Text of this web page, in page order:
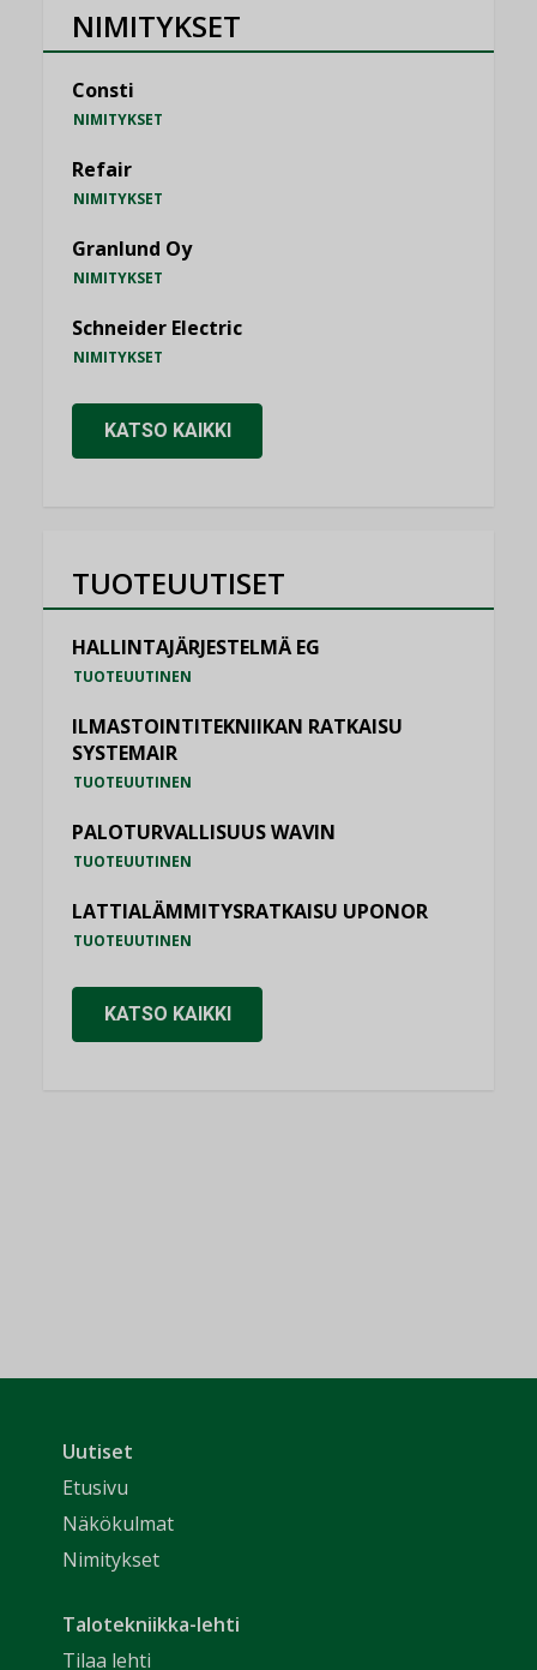
NIMITYKSET
Consti
NIMITYKSET
Refair
NIMITYKSET
Granlund Oy
NIMITYKSET
Schneider Electric
NIMITYKSET
KATSO KAIKKI
TUOTEUUTISET
HALLINTAJÄRJESTELMÄ EG
TUOTEUUTINEN
ILMASTOINTITEKNIIKAN RATKAISU
SYSTEMAIR
TUOTEUUTINEN
PALOTURVALLISUUS WAVIN
TUOTEUUTINEN
LATTIALÄMMITYSRATKAISU UPONOR
TUOTEUUTINEN
KATSO KAIKKI
Uutiset
Etusivu
Näkökulmat
Nimitykset
Talotekniikka-lehti
Tilaa lehti